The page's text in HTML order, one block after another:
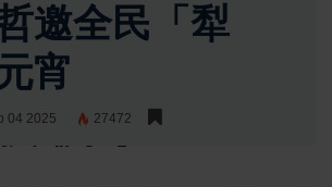
邀全民「犁
宵
04 2025 27472